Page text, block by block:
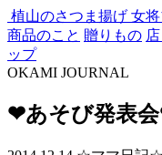
植山のさつま揚げ 女
商品のこと 贈りもの
ップ
OKAMI JOURNAL
❤あそび発表